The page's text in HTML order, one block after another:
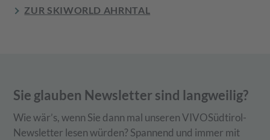
ZUR SKIWORLD AHRNTAL
Sie glauben Newsletter sind langweilig?
Wie wär’s, wenn Sie dann mal unseren VIVOSüdtirol-
Newsletter lesen würden? Spannend und immer mit